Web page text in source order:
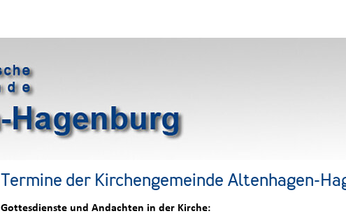
Termine der Kirchengemeinde Altenhagen-
Gottesdienste und Andachten in der Kirche: